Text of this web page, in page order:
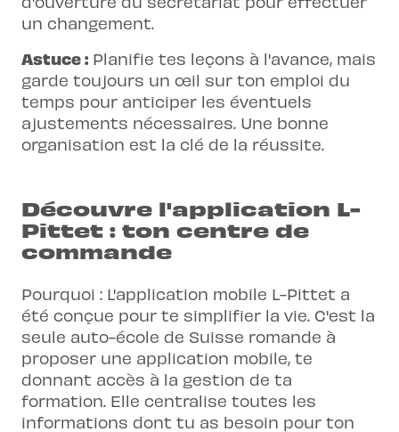
un changement.
Astuce : Planifie tes leçons à l'avance, mais
garde toujours un œil sur ton emploi du
temps pour anticiper les éventuels
ajustements nécessaires. Une bonne
organisation est la clé de la réussite.
Découvre l'application L-
Pittet : ton centre de
commande
Pourquoi : L'application mobile L-Pittet a
été conçue pour te simplifier la vie. C'est la
seule auto-école de Suisse romande à
proposer une application mobile, te
donnant accès à la gestion de ta
formation. Elle centralise toutes les
informations dont tu as besoin pour ton